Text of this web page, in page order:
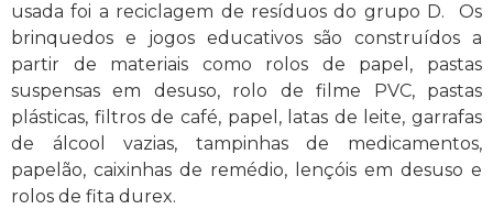
usada foi a reciclagem de resíduos do grupo D. Os
brinquedos e jogos educativos são construídos a
partir de materiais como rolos de papel, pastas
suspensas em desuso, rolo de filme PVC, pastas
plásticas, filtros de café, papel, latas de leite, garrafas
de álcool vazias, tampinhas de medicamentos,
papelão, caixinhas de remédio, lençóis em desuso e
rolos de fita durex.